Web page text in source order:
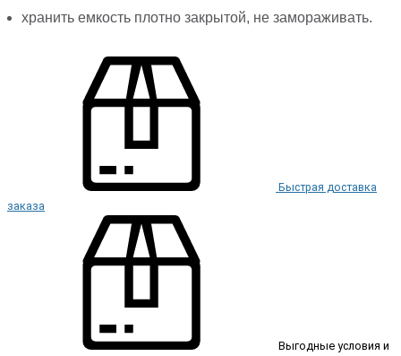
хранить емкость плотно закрытой, не замораживать.
Быстрая доставка
заказа
Выгодные условия и